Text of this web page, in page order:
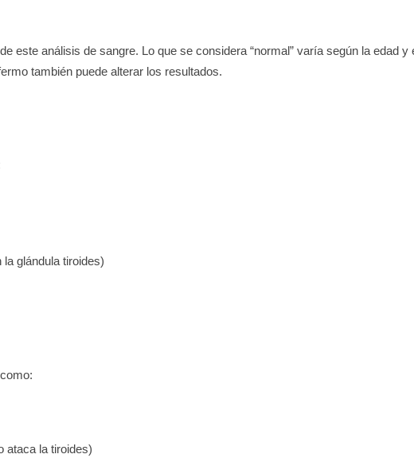
este análisis de sangre. Lo que se considera “normal” varía según la edad y
también puede alterar los resultados.
glándula tiroides)
ataca la tiroides)